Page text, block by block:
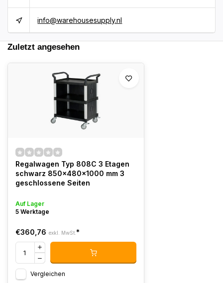
info@warehousesupply.nl
Zuletzt angesehen
Regalwagen Typ 808C 3 Etagen
schwarz 850x480x1000 mm 3
geschlossene Seiten
Auf Lager
5 Werktage
€360,76 exkl. MwSt. *
Vergleichen